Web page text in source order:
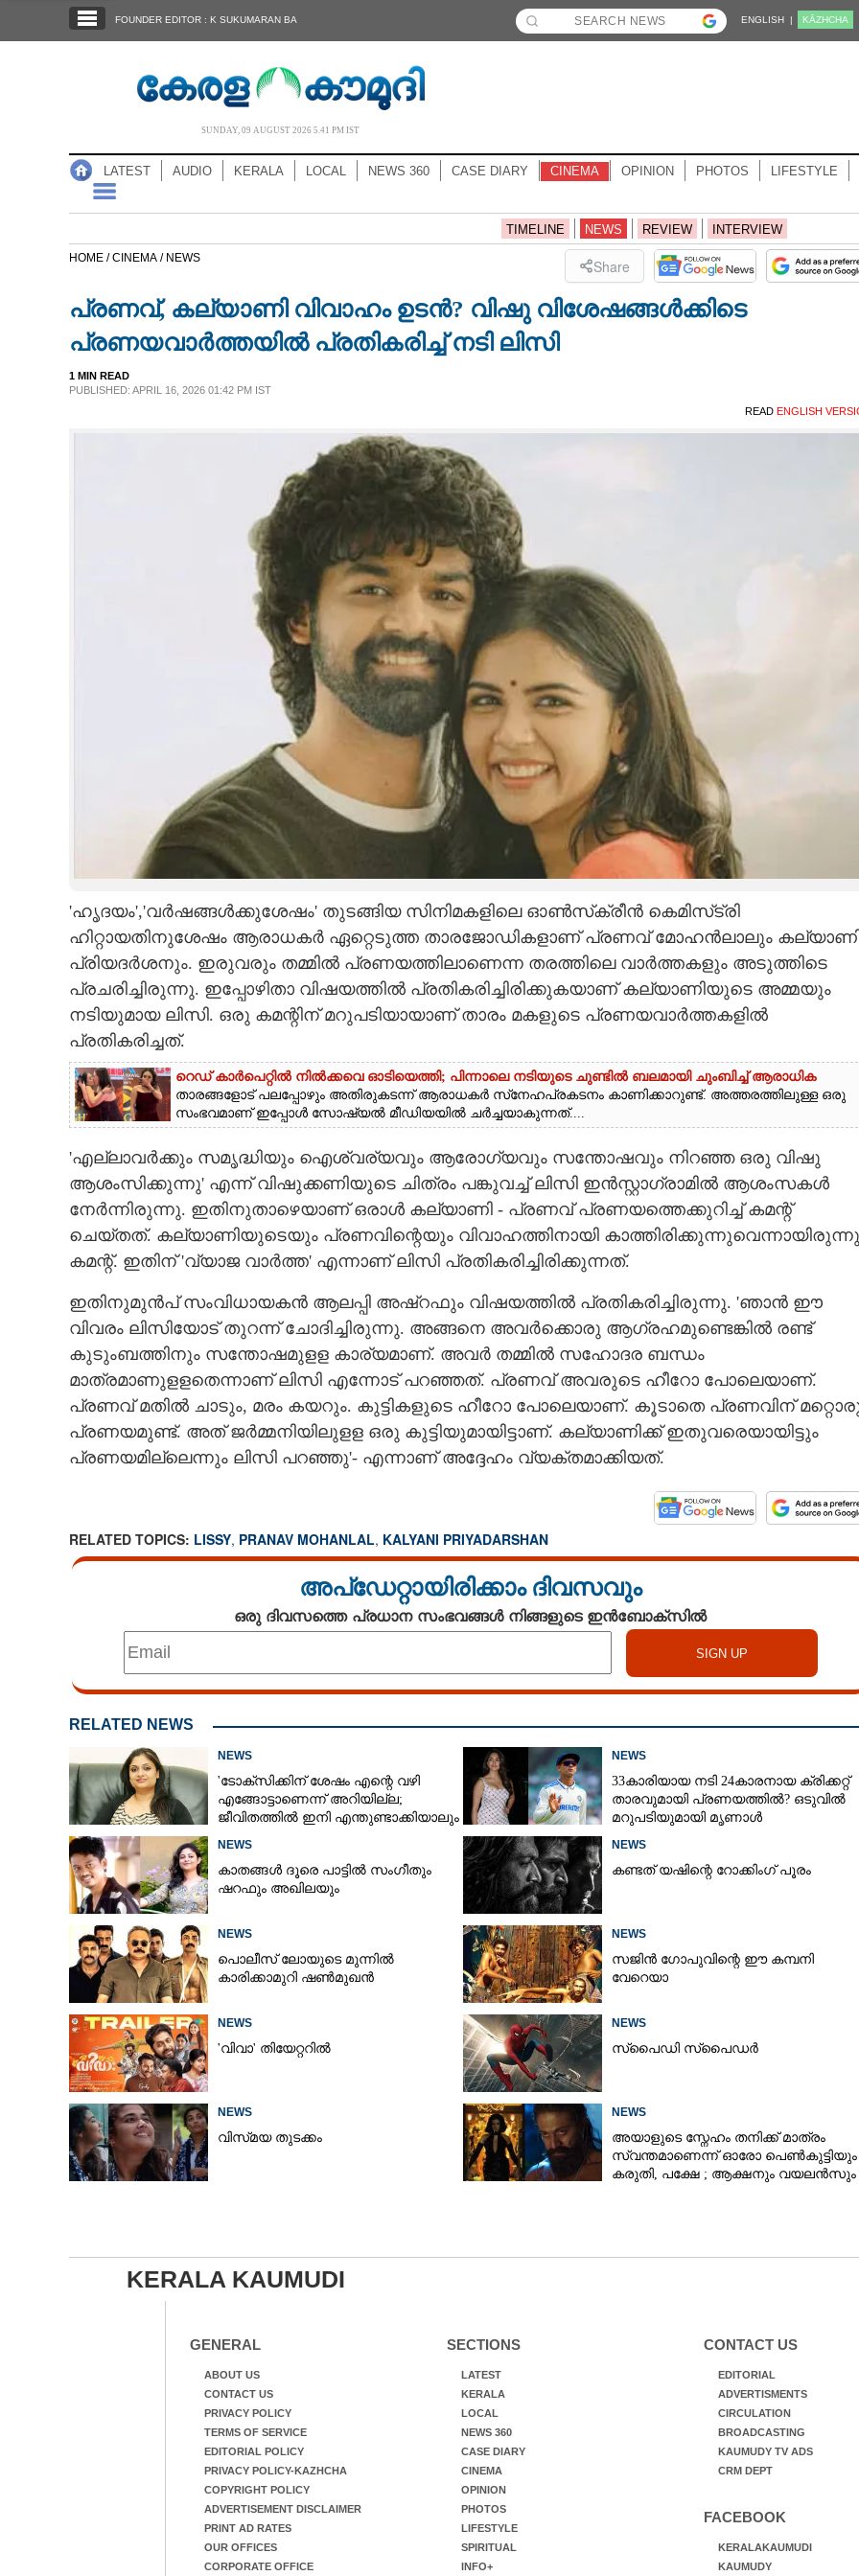
NOTIFIED NEWS
CASE DIARY
LITERATURE
FOUNDER EDITOR : K SUKUMARAN BA ENGLISH | KĀZHCHA
SUNDAY, 09 AUGUST 2026 5.41 PM IST
LATEST AUDIO KERALA LOCAL NEWS 360 CASE DIARY CINEMA OPINION PHOTOS LIFESTYLE
TIMELINE NEWS REVIEW INTERVIEW
HOME /CINEMA / NEWS Share
പ്രണവ്, കല്യാണി വിവാഹം ഉടൻ? വിഷു വിശേഷങ്ങൾക്കിടെ
പ്രണയവാർത്തയിൽ പ്രതികരിച്ച് നടി ലിസി
1 MIN READ
PUBLISHED: APRIL 16, 2026 01:42 PM IST
READ ENGLISH
'ഹൃദയം','വർഷങ്ങൾക്കുശേഷം' തുടങ്ങിയ സിനിമകളിലെ ഓൺസ്‌ക്രീൻ കെമിസ്‌ട്രി
ഹിറ്റായതിനുശേഷം ആരാധകർ ഏറ്റെടുത്ത താരജോഡികളാണ് പ്രണവ് മോഹൻലാലും
പ്രിയദർശനും. ഇരുവരും തമ്മിൽ പ്രണയത്തിലാണെന്ന തരത്തിലെ വാർത്തകളും അടുത്തിടെ
പ്രചരിച്ചിരുന്നു. ഇപ്പോഴിതാ വിഷയത്തിൽ പ്രതികരിച്ചിരിക്കുകയാണ് കല്യാണിയുടെ അമ്മയും
നടിയുമായ ലിസി. ഒരു കമന്റിന് മറുപടിയായാണ് താരം മകളുടെ പ്രണയവാർത്തകളിൽ
പ്രതികരിച്ചത്.
റെഡ് കാർപെറ്റിൽ നിൽക്കവെ ഓടിയെത്തി; പിന്നാലെ നടിയുടെ ചുണ്ടിൽ ബലമായി ചുംബിച്ച് ആരാധിക
താരങ്ങളോട് പലപ്പോഴും അതിരുകടന്ന് ആരാധകർ സ്‌നേഹപ്രകടനം കാണിക്കാറുണ്ട്. അത്തരത്തിലുള്ള ഒരു
സംഭവമാണ് ഇപ്പോൾ സോഷ്യൽ മീഡിയയിൽ ചർച്ചയാകുന്നത്....
'എല്ലാവർക്കും സമൃദ്ധിയും ഐശ്വര്യവും ആരോഗ്യവും സന്തോഷവും നിറഞ്ഞ ഒരു വിഷു
ആശംസിക്കുന്നു' എന്ന് വിഷുക്കണിയുടെ ചിത്രം പങ്കുവച്ച് ലിസി ഇൻസ്റ്റാഗ്രാമിൽ ആശംസകൾ
നേർന്നിരുന്നു. ഇതിനുതാഴെയാണ് ഒരാൾ കല്യാണി - പ്രണവ് പ്രണയത്തെക്കുറിച്ച് കമന്റ്
ചെയ്തത്. കല്യാണിയുടെയും പ്രണവിന്റെയും വിവാഹത്തിനായി കാത്തിരിക്കുന്നുവെന്നായിരുന്നു
കമന്റ്. ഇതിന് 'വ്യാജ വാർത്ത' എന്നാണ് ലിസി പ്രതികരിച്ചിരിക്കുന്നത്.
ഇതിനുമുൻപ് സംവിധായകൻ ആലപ്പി അഷ്‌റഫും വിഷയത്തിൽ പ്രതികരിച്ചിരുന്നു. 'ഞാൻ ഈ
വിവരം ലിസിയോട് തുറന്ന് ചോദിച്ചിരുന്നു. അങ്ങനെ അവർക്കൊരു ആഗ്രഹമുണ്ടെങ്കിൽ രണ്ട്
കുടുംബത്തിനും സന്തോഷമുളള കാര്യമാണ്. അവർ തമ്മിൽ സഹോദര ബന്ധം
മാത്രമാണുളളതെന്നാണ് ലിസി എന്നോട് പറഞ്ഞത്. പ്രണവ് അവരുടെ ഹീറോ പോലെയാണ്.
പ്രണവ് മതിൽ ചാടും, മരം കയറും. കുട്ടികളുടെ ഹീറോ പോലെയാണ്. കൂടാതെ പ്രണവിന്
പ്രണയമുണ്ട്. അത് ജർമ്മനിയിലുളള ഒരു കുട്ടിയുമായിട്ടാണ്. കല്യാണിക്ക് ഇതുവരെയായിട്ടും
പ്രണയമില്ലെന്നും ലിസി പറഞ്ഞു'- എന്നാണ് അദ്ദേഹം വ്യക്തമാക്കിയത്.
RELATED TOPICS: LISSY, PRANAV MOHANLAL, KALYANI PRIYADARSHAN
അപ്ഡേറ്റായിരിക്കാം ദിവസവും
ഒരു ദിവസത്തെ പ്രധാന സംഭവങ്ങൾ നിങ്ങളുടെ ഇൻബോക്സിൽ
RELATED NEWS
NEWS
'ടോക്സിക്കിന് ശേഷം എന്റെ വഴി
എങ്ങോട്ടാണെന്ന് അറിയില്ല;
ജീവിതത്തിൽ ഇനി എന്തുണ്ടാക്കിയാലും
NEWS
33കാരിയായ നടി 24കാരനായ ക്രിക്കറ്റ്
താരവുമായി പ്രണയത്തിൽ? ഒടുവിൽ
മറുപടിയുമായി മൃണാൾ
NEWS
കാതങ്ങൾ ദൂരെ പാട്ടിൽ സംഗീതും
ഷറഫും അഖിലയും
NEWS
കണ്ടത് യഷിന്റെ റോക്കിംഗ് പൂരം
NEWS
പൊലീസ് ലോയുടെ മുന്നിൽ
കാരിക്കാമുറി ഷൺമുഖൻ
NEWS
സജിൻ ഗോപുവിന്റെ ഈ കമ്പനി
വേറെയാ
NEWS
'വിവാ' തിയേറ്ററിൽ
NEWS
സ്‌പൈ‌ഡി സ്‌പൈ‌ഡർ
NEWS
വിസ്‌മയ തുടക്കം
NEWS
അയാളുടെ സ്നേഹം തനിക്ക് മാത്രം
സ്വന്തമാണെന്ന് ഓരോ പെൺകുട്ടിയും
കരുതി,​ പക്ഷേ ; ആക്ഷനും വയലൻസും
KERALA KAUMUDI
GENERAL
ABOUT US
CONTACT US
PRIVACY POLICY
TERMS OF SERVICE
EDITORIAL POLICY
PRIVACY POLICY-KAZHCHA
COPYRIGHT POLICY
ADVERTISEMENT DISCLAIMER
PRINT AD RATES
OUR OFFICES
CORPORATE OFFICE
SECTIONS
LATEST
KERALA
LOCAL
NEWS 360
CASE DIARY
CINEMA
OPINION
PHOTOS
LIFESTYLE
SPIRITUAL
INFO+
CONTACT US
EDITORIAL
ADVERTISMENTS
CIRCULATION
BROADCASTING
KAUMUDY TV ADS
CRM DEPT
FACEBOOK
KERALAKAUMUDI
KAUMUDY
പ്രണവ്, കല്യാണി വിവാഹം ഉടൻ? വിഷു
വിശേഷങ്ങൾക്കിടെ പ്രണയവാർത്തയിൽ
പ്രതികരിച്ച് നടി ലിസി
Share this link
Copy Link